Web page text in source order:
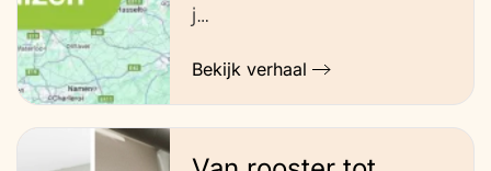
j…
Bekijk verhaal